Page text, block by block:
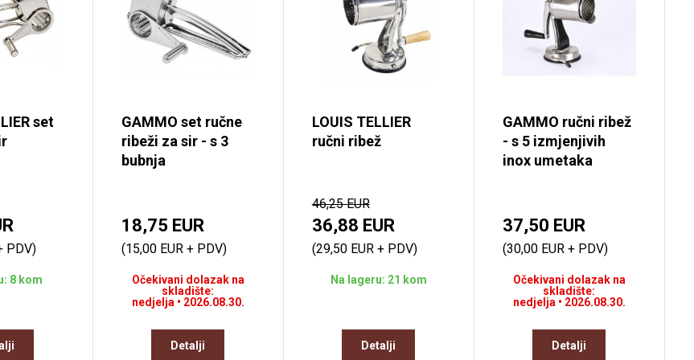
set
PDV)
8 kom
GAMMO set ručne
ribeži za sir - s 3
bubnja
18,75 EUR
(15,00 EUR + PDV)
Očekivani dolazak na
skladište:
nedjelja • 2026.08.30.
Detalji
LOUIS TELLIER
ručni ribež
46,25 EUR
36,88 EUR
(29,50 EUR + PDV)
Na lageru: 21 kom
Detalji
GAMMO ručni ribež
- s 5 izmjenjivih
inox umetaka
37,50 EUR
(30,00 EUR + PDV)
Očekivani dolazak na
skladište:
nedjelja • 2026.08.30.
Detalji